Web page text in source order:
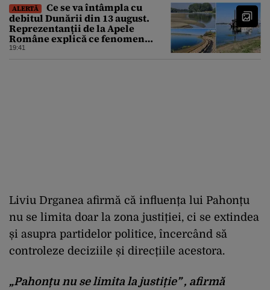
ALERTĂ
Ce se va întâmpla cu
debitul Dunării din 13 august.
Reprezentanții de la Apele
Române explică ce fenomen
urmează
19:41
Liviu Drganea afirmă că influența lui Pahonțu
nu se limita doar la zona justiției, ci se extindea
și asupra partidelor politice, încercând să
controleze deciziile și direcțiile acestora.
„Pahonțu nu se limita la justiție” , afirmă